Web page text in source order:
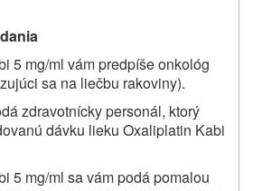
5 mg/ml vám predpíše onkológ
sa na liečbu rakoviny).
zdravotnícky personál, ktorý
dávku lieku Oxaliplatin Kabi
5 mg/ml sa vám podá pomalou